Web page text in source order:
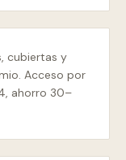
cubiertas y
Acceso por
ahorro 30–